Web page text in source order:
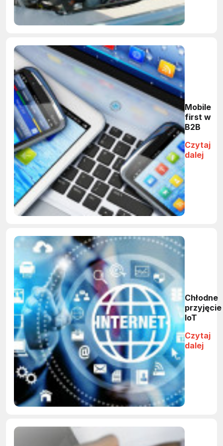
Mobile
first w
B2B
Czytaj
dalej
Chłodne
przyjęcie
IoT
Czytaj
dalej